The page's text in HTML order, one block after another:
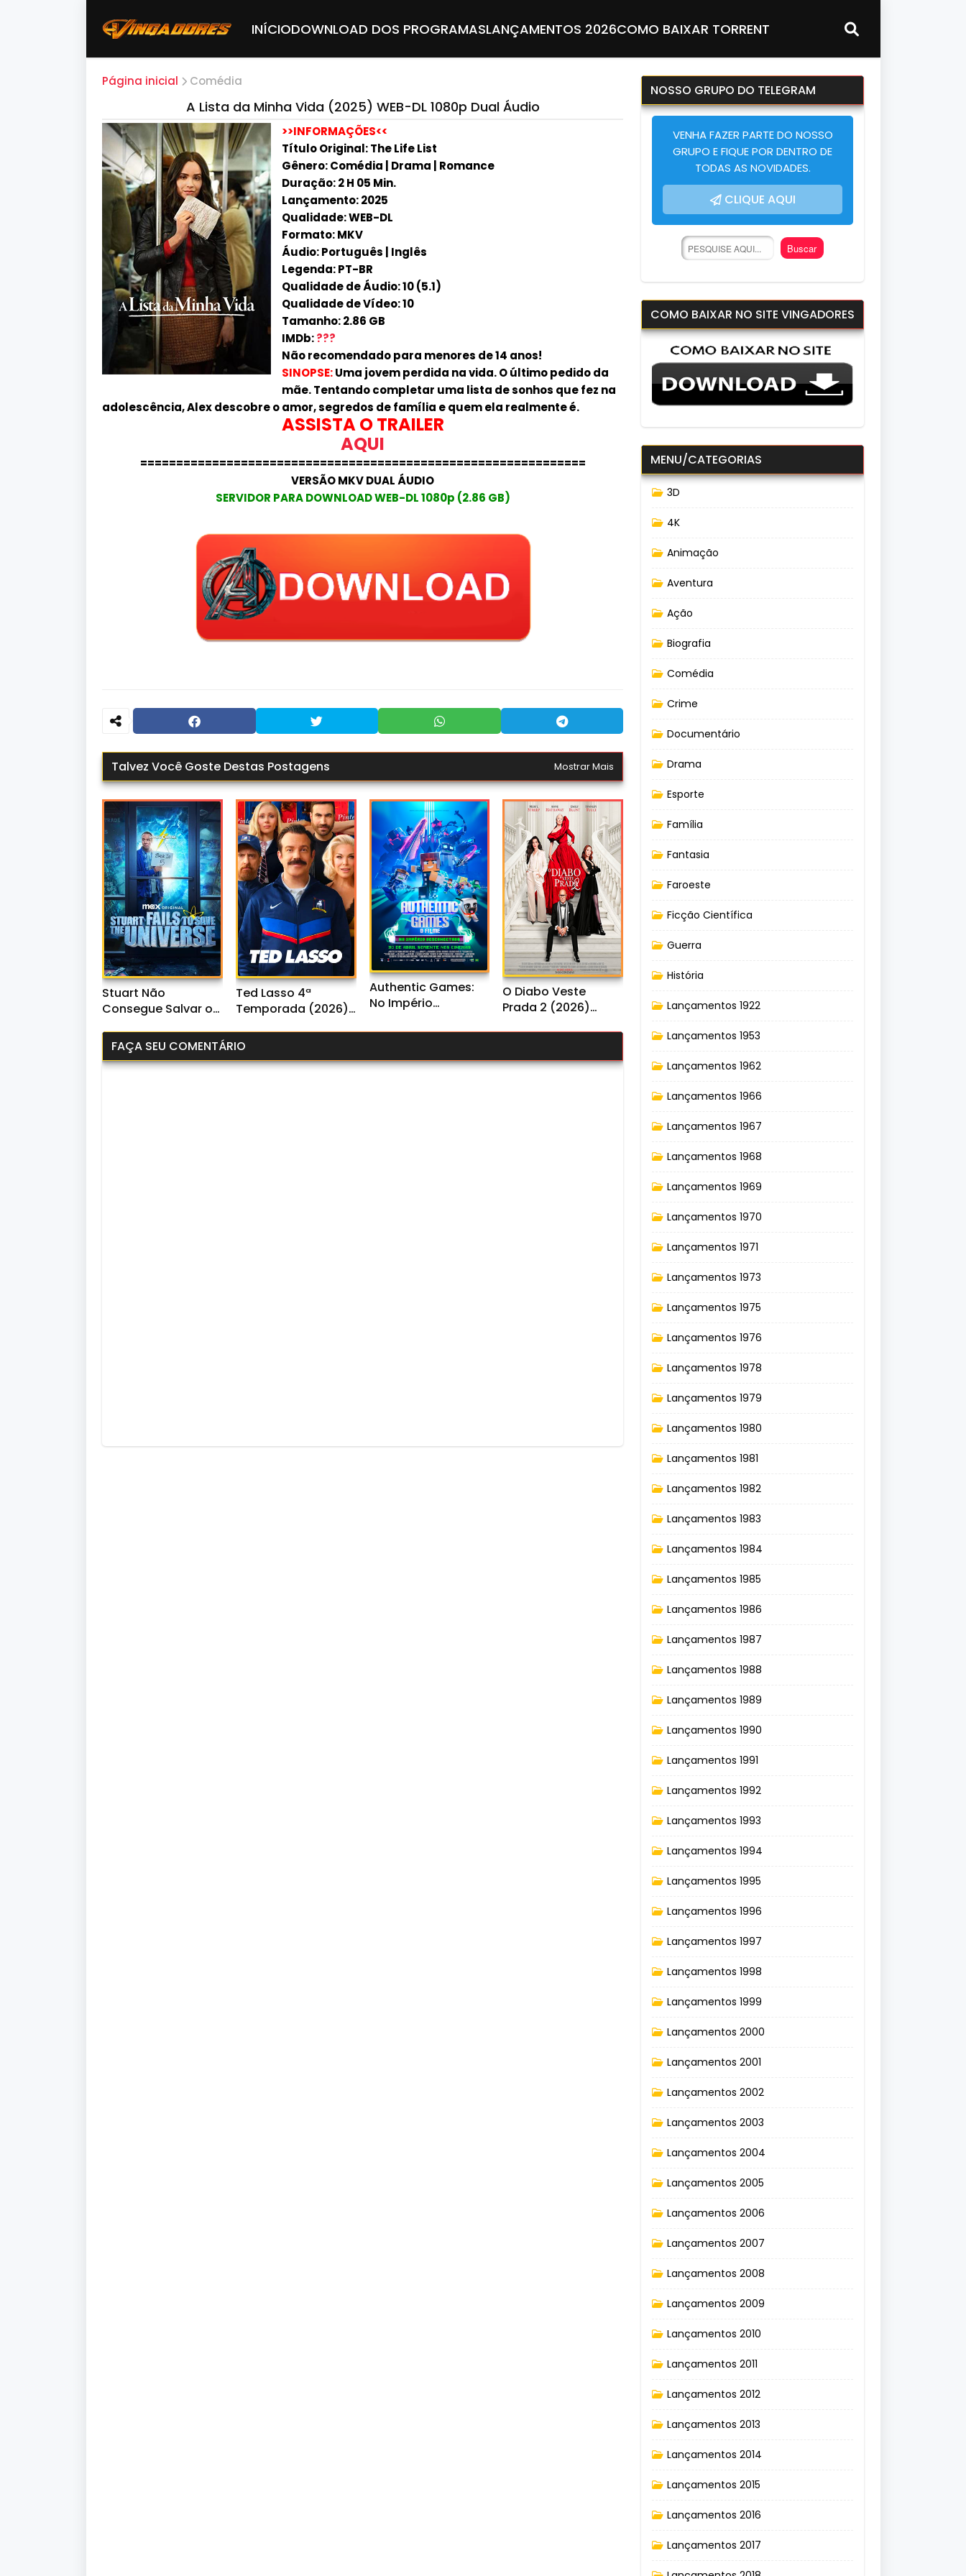
INÍCIODOWNLOAD DOS PROGRAMASLANÇAMENTOS 2026COMO BAIXAR TORRENT
Página inicial Comédia
A Lista da Minha Vida (2025) WEB-DL 1080p Dual Áudio
>>INFORMAÇÕES<<
Título Original: The Life List
Gênero: Comédia | Drama | Romance
Duração: 2 H 05 Min.
Lançamento: 2025
Qualidade: WEB-DL
Formato: MKV
Áudio: Português | Inglês
Legenda: PT-BR
Qualidade de Áudio: 10 (5.1)
Qualidade de Vídeo: 10
Tamanho: 2.86 GB
IMDb:???
Não recomendado para menores de 14 anos!
SINOPSE:Uma jovem perdida na vida. O último pedido da
mãe. Tentando completar uma lista de sonhos que fez na
adolescência, Alex descobre o amor, segredos de família e quem ela realmente é.
ASSISTA O TRAILER
AQUI
==============================================================
VERSÃO MKV DUAL ÁUDIO
SERVIDOR PARA DOWNLOAD WEB-DL 1080p (2.86 GB)
Talvez Você Goste Destas Postagens Mostrar Mais
Stuart Não
Consegue Salvar o
Temporada (2026)
WEB-DL 1080p Dual
Áudio
Ted Lasso 4ª
Temporada (2026)
Áudio
Authentic Games:
No Império
(2026) WEB-DL
O Diabo Veste
Prada 2 (2026)
FAÇA SEU COMENTÁRIO
NOSSO GRUPO DO TELEGRAM
VENHA FAZER PARTE DO NOSSO
GRUPO E FIQUE POR DENTRO DE
TODAS AS NOVIDADES.
CLIQUE AQUI
COMO BAIXAR NO SITE VINGADORES
MENU/CATEGORIAS
3D
4K
Animação
Aventura
Ação
Biografia
Comédia
Crime
Documentário
Drama
Esporte
Família
Fantasia
Faroeste
Ficção Científica
Guerra
História
Lançamentos 1922
Lançamentos 1953
Lançamentos 1962
Lançamentos 1966
Lançamentos 1967
Lançamentos 1968
Lançamentos 1969
Lançamentos 1970
Lançamentos 1971
Lançamentos 1973
Lançamentos 1975
Lançamentos 1976
Lançamentos 1978
Lançamentos 1979
Lançamentos 1980
Lançamentos 1981
Lançamentos 1982
Lançamentos 1983
Lançamentos 1984
Lançamentos 1985
Lançamentos 1986
Lançamentos 1987
Lançamentos 1988
Lançamentos 1989
Lançamentos 1990
Lançamentos 1991
Lançamentos 1992
Lançamentos 1993
Lançamentos 1994
Lançamentos 1995
Lançamentos 1996
Lançamentos 1997
Lançamentos 1998
Lançamentos 1999
Lançamentos 2000
Lançamentos 2001
Lançamentos 2002
Lançamentos 2003
Lançamentos 2004
Lançamentos 2005
Lançamentos 2006
Lançamentos 2007
Lançamentos 2008
Lançamentos 2009
Lançamentos 2010
Lançamentos 2011
Lançamentos 2012
Lançamentos 2013
Lançamentos 2014
Lançamentos 2015
Lançamentos 2016
Lançamentos 2017